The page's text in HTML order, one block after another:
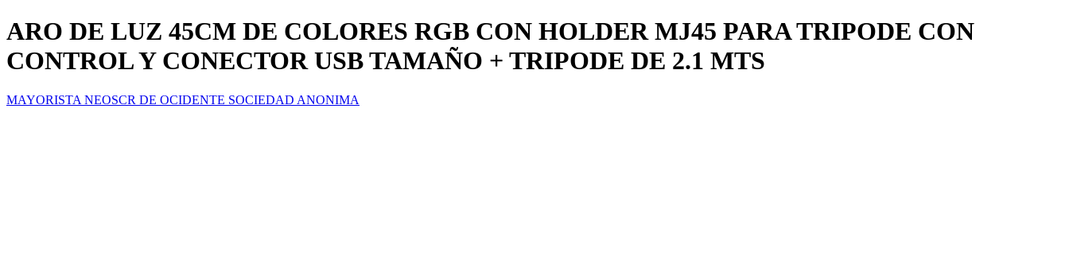
ARO DE LUZ 45CM DE COLORES RGB CON HOLDER MJ45 PARA TRIPODE CON
CONTROL Y CONECTOR USB TAMAÑO + TRIPODE DE 2.1 MTS
MAYORISTA NEOSCR DE OCIDENTE SOCIEDAD ANONIMA